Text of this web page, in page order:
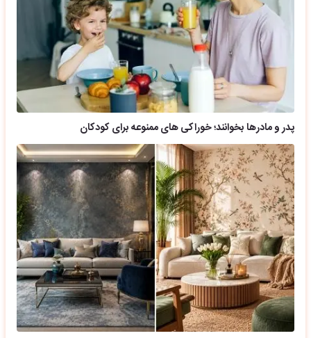
پدر و مادرها بخوانند؛ خوراکی های ممنوعه برای کودکان